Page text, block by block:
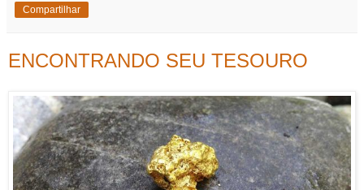
Compartilhar
ENCONTRANDO SEU TESOURO